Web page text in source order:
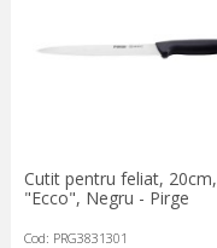
Cutit pentru feliat, 20cm,
"Ecco", Negru - Pirge
Cod: PRG3831301